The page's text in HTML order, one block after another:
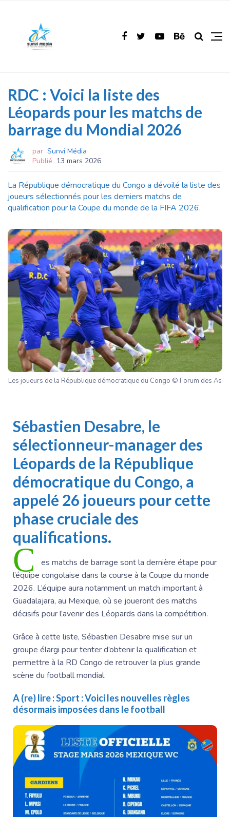
RDC : Voici la liste des
Léopards pour les matchs de
barrage du Mondial 2026
par Sunvi Média
Publié 13 mars 2026
La République démocratique du Congo a dévoilé la liste des
joueurs sélectionnés pour les derniers matchs de
qualification pour la Coupe du monde de la FIFA 2026.
Les joueurs de la République démocratique du Congo © Forum des As
Sébastien Desabre, le
sélectionneur-manager des
Léopards de la République
démocratique du Congo, a
appelé 26 joueurs pour cette
phase cruciale des
qualifications.
C
es matchs de barrage sont la dernière étape pour
l’équipe congolaise dans la course à la Coupe du monde
2026. L’équipe aura notamment un match important à
Guadalajara, au Mexique, où se joueront des matchs
décisifs pour l’avenir des Léopards dans la compétition.
Grâce à cette liste, Sébastien Desabre mise sur un
groupe élargi pour tenter d’obtenir la qualification et
permettre à la RD Congo de retrouver la plus grande
scène du football mondial.
A (re) lire :Sport : Voici les nouvelles règles
désormais imposées dans le football